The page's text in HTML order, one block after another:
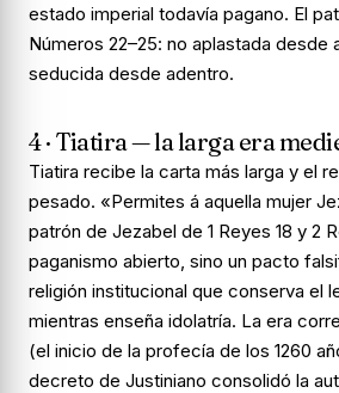
estado imperial todavía pagano. El
Números 22–25: no aplastada desde
seducida desde adentro.
4 · Tiatira — la larga era
Tiatira recibe la carta más larga y el
pesado. «Permites á aquella mujer
patrón de Jezabel de 1 Reyes 18 y 2
paganismo abierto, sino un pacto
religión institucional que conserva el
mientras enseña idolatría. La era
(el inicio de la profecía de los 1260
decreto de Justiniano consolidó la